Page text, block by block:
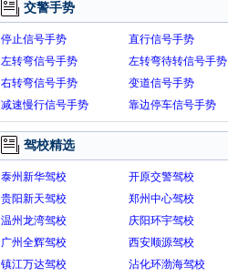
交警手势
停止信号手势
直行信号手势
左转弯信号手势
左转弯待转信号手势
右转弯信号手势
变道信号手势
减速慢行信号手势
靠边停车信号手势
驾校精选
泰州新华驾校
开原交警驾校
贵阳新天驾校
郑州中心驾校
温州龙湾驾校
庆阳环宇驾校
广州全辉驾校
西安顺源驾校
镇江万达驾校
沾化环渤海驾校